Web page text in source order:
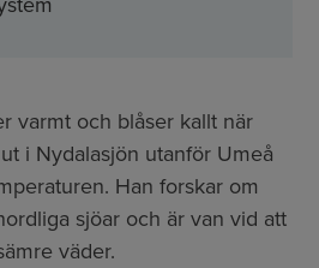
varmt och blåser kallt när
i Nydalasjön utanför Umeå
Han forskar om
sjöar och är van vid att
väder.